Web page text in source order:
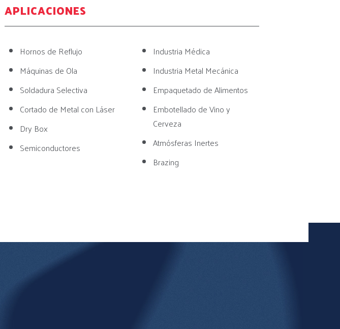
APLICACIONES
Hornos de Reflujo
Máquinas de Ola
Soldadura Selectiva
Cortado de Metal con Láser
Dry Box
Semiconductores
Industria Médica
Industria Metal Mecánica
Empaquetado de Alimentos
Embotellado de Vino y
Cerveza
Atmósferas Inertes
Brazing